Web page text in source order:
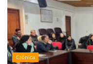
Crónica